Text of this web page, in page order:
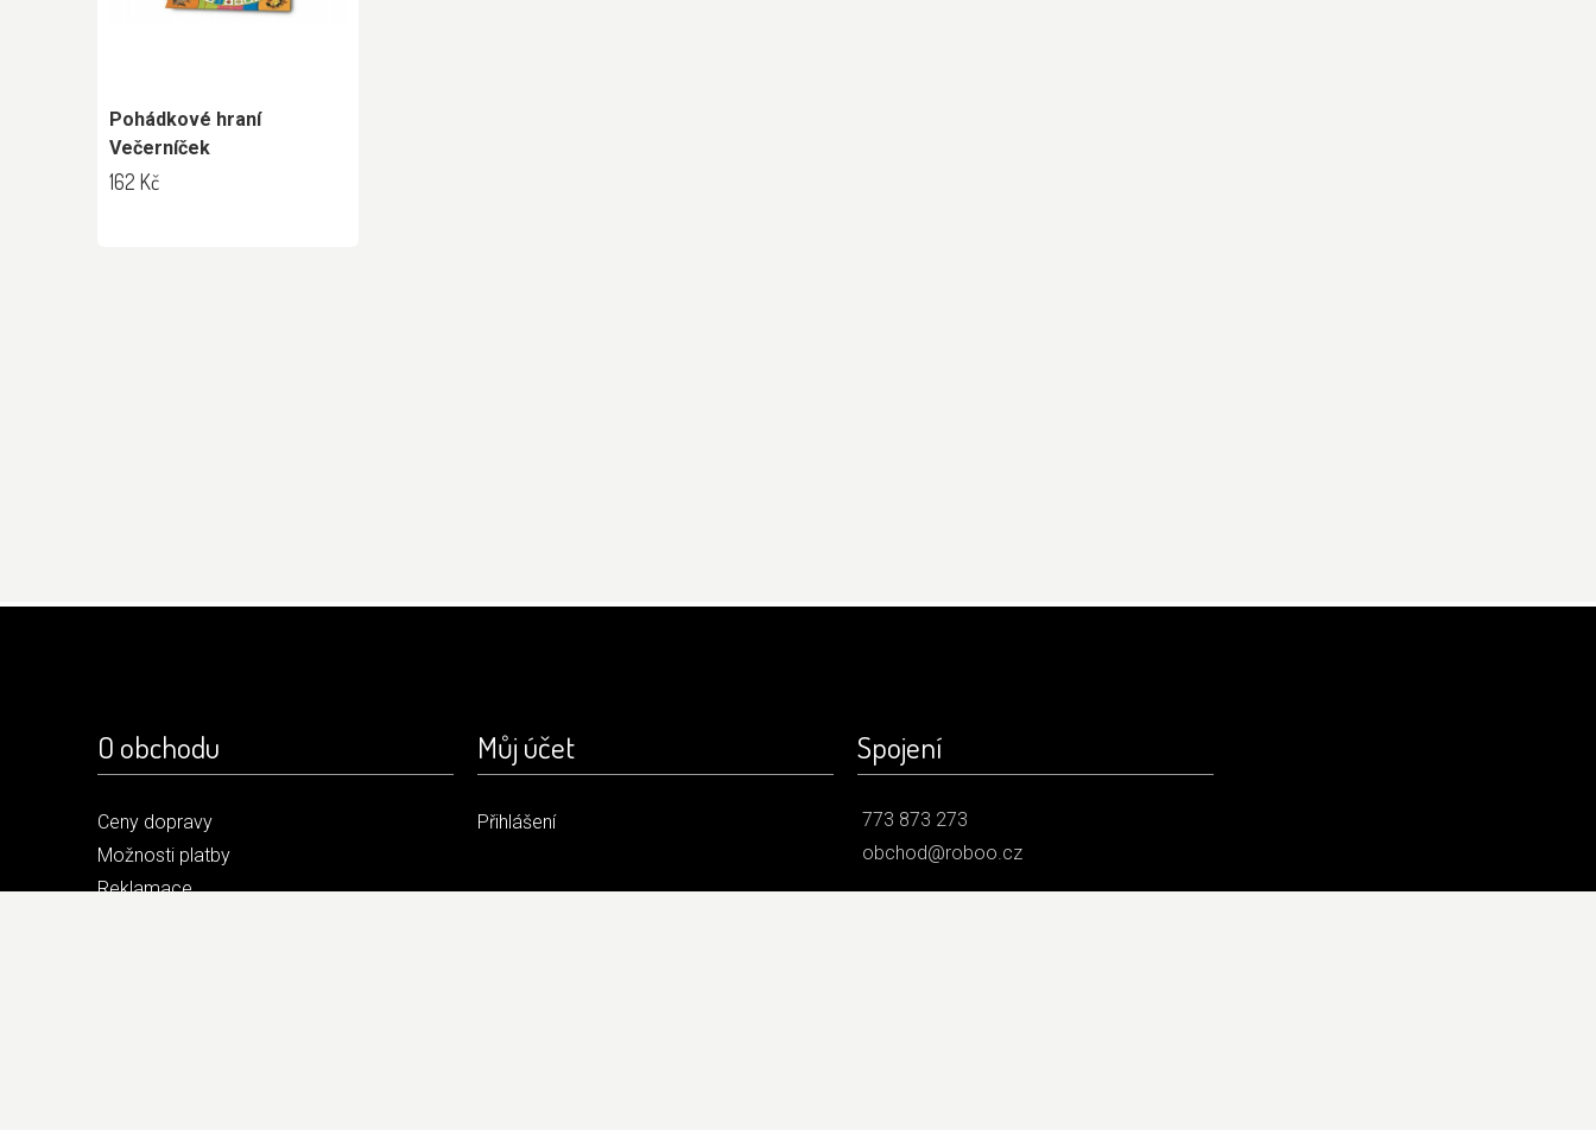
Pohádkové hraní
Večerníček
162 Kč
O obchodu
Ceny dopravy
Možnosti platby
Reklamace
Můj účet
Přihlášení
Spojení
773 873 273
obchod@roboo.cz